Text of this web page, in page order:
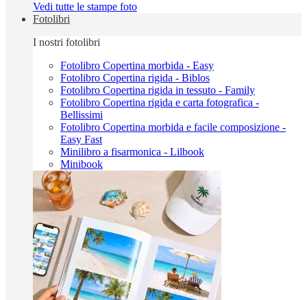
Vedi tutte le stampe foto
Fotolibri
I nostri fotolibri
Fotolibro Copertina morbida - Easy
Fotolibro Copertina rigida - Biblos
Fotolibro Copertina rigida in tessuto - Family
Fotolibro Copertina rigida e carta fotografica -
Bellissimi
Fotolibro Copertina morbida e facile composizione -
Easy Fast
Minilibro a fisarmonica - Lilbook
Minibook